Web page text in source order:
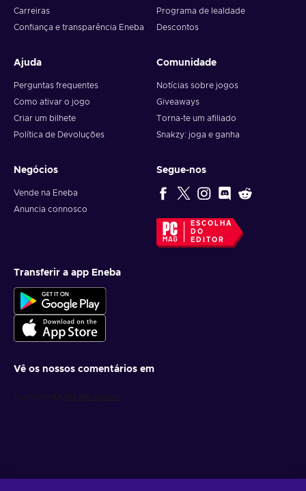
Carreiras
Confiança e transparência Eneba
Programa de lealdade
Descontos
Ajuda
Perguntas frequentes
Como ativar o jogo
Criar um bilhete
Política de Devoluções
Comunidade
Notícias sobre jogos
Giveaways
Torna-te um afiliado
Snakzy: joga e ganha
Negócios
Vende na Eneba
Anuncia connosco
Segue-nos
ESCOLHA
DO
EDITOR
Transferir a app Eneba
Vê os nossos comentários em